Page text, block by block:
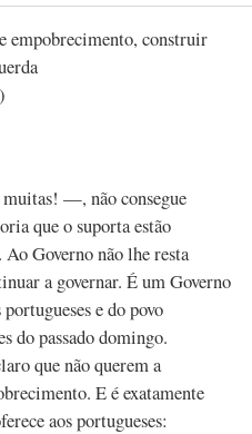
empobrecimento, construir
—, não consegue
que o suporta estão
Governo não lhe resta
a governar. É um Governo
e do povo
do passado domingo.
que não querem a
E é exatamente
aos portugueses: